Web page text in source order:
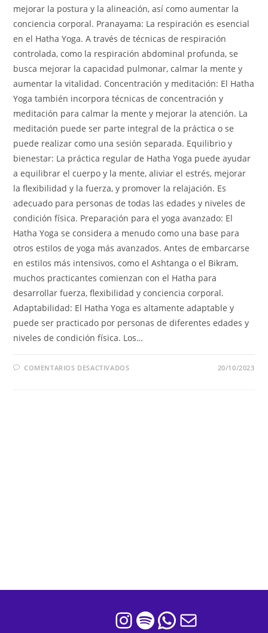
mejorar la postura y la alineación, así como aumentar la
conciencia corporal. Pranayama: La respiración es esencial
en el Hatha Yoga. A través de técnicas de respiración
controlada, como la respiración abdominal profunda, se
busca mejorar la capacidad pulmonar, calmar la mente y
aumentar la vitalidad. Concentración y meditación: El Hatha
Yoga también incorpora técnicas de concentración y
meditación para calmar la mente y mejorar la atención. La
meditación puede ser parte integral de la práctica o se
puede realizar como una sesión separada. Equilibrio y
bienestar: La práctica regular de Hatha Yoga puede ayudar
a equilibrar el cuerpo y la mente, aliviar el estrés, mejorar
la flexibilidad y la fuerza, y promover la relajación. Es
adecuado para personas de todas las edades y niveles de
condición física. Preparación para el yoga avanzado: El
Hatha Yoga se considera a menudo como una base para
otros estilos de yoga más avanzados. Antes de embarcarse
en estilos más intensivos, como el Ashtanga o el Bikram,
muchos practicantes comienzan con el Hatha para
desarrollar fuerza, flexibilidad y conciencia corporal.
Adaptabilidad: El Hatha Yoga es altamente adaptable y
puede ser practicado por personas de diferentes edades y
niveles de condición física. Los…
COMENTARIOS DESACTIVADOS 20/10/2023